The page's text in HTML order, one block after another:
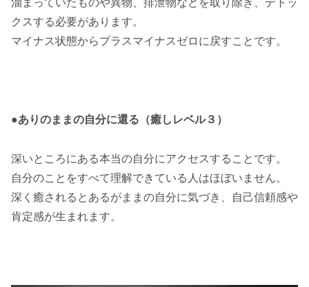
溜まっていたものや異物、排泄物などを取り除き、デトッ
クスする必要があります。
マイナス状態からプラスマイナスゼロに戻すことです。
●ありのままの自分に還る（癒しレベル３）
深いところにある本当の自分にアクセスすることです。
自分のことをすべて理解できている人はほぼいません。
深く癒されるとあるがままの自分に気づき、自己信頼感や
肯定感が生まれます。